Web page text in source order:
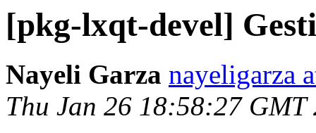
[pkg-lxqt-devel]
Nayeli Garza nayeligarza
Thu Jan 26 18:58:27 GMT